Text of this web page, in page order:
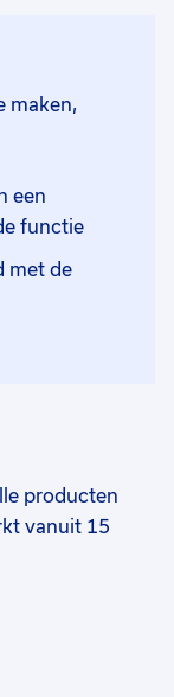
maken,
een
functie
met de
producten
vanuit 15
komt te
waarin